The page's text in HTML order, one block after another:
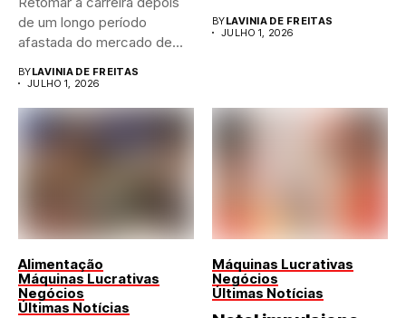
de um longo período
afastada do mercado de...
BYLAVINIA DE FREITAS
JULHO 1, 2026
BYLAVINIA DE FREITAS
JULHO 1, 2026
Alimentação
Máquinas Lucrativas
Negócios
Últimas Notícias
Máquinas Lucrativas
Negócios
Últimas Notícias